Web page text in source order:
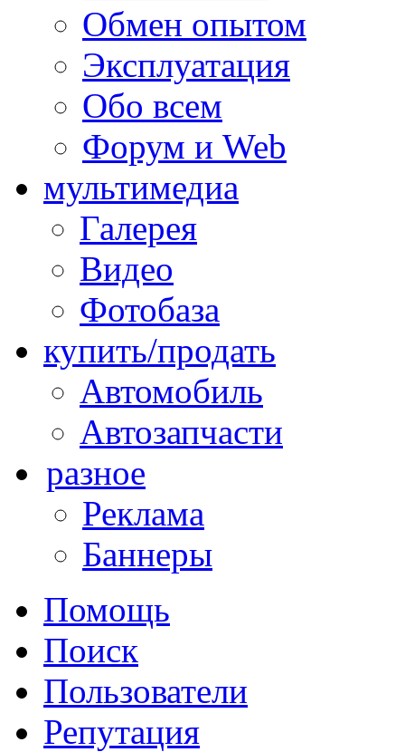
Обмен опытом
Эксплуатация
Обо всем
Форум и Web
мультимедиа
Галерея
Видео
Фотобаза
купить/продать
Автомобиль
Автозапчасти
разное
Реклама
Баннеры
Помощь
Поиск
Пользователи
Репутация